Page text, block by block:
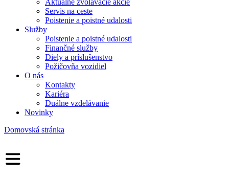
Aktuálne zvolávacie akcie
Servis na ceste
Poistenie a poistné udalosti
Služby
Poistenie a poistné udalosti
Finančné služby
Diely a príslušenstvo
Požičovňa vozidiel
O nás
Kontakty
Kariéra
Duálne vzdelávanie
Novinky
Domovská stránka